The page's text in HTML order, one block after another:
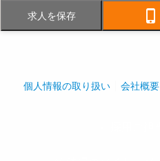
事業内容 ビル管理
求人を保存 
個人情報の取り扱い 会社概要